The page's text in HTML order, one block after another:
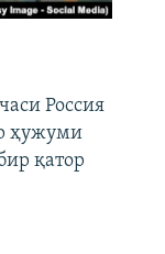
Россия
ҳужуми
қатор